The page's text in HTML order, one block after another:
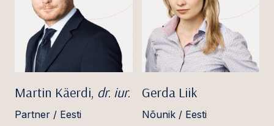
Martin Käerdi, dr. iur.
Partner / Eesti
Gerda Liik
Nõunik / Eesti